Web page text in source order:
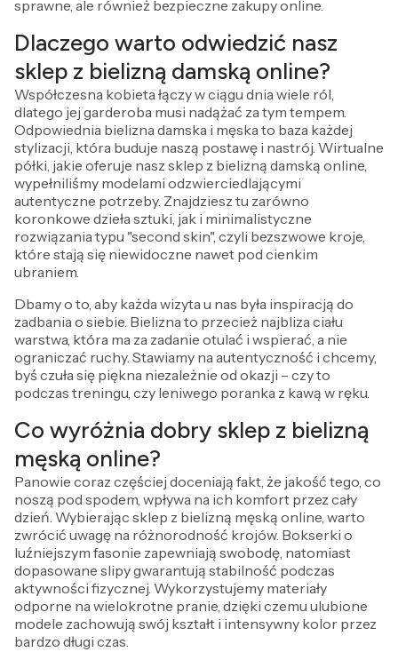
sprawne, ale również bezpieczne zakupy online.
Dlaczego warto odwiedzić nasz
sklep z bielizną damską online?
Współczesna kobieta łączy w ciągu dnia wiele ról,
dlatego jej garderoba musi nadążać za tym tempem.
Odpowiednia bielizna damska i męska to baza każdej
stylizacji, która buduje naszą postawę i nastrój. Wirtualne
półki, jakie oferuje nasz sklep z bielizną damską online,
wypełniliśmy modelami odzwierciedlającymi
autentyczne potrzeby. Znajdziesz tu zarówno
koronkowe dzieła sztuki, jak i minimalistyczne
rozwiązania typu "second skin", czyli bezszwowe kroje,
które stają się niewidoczne nawet pod cienkim
ubraniem.
Dbamy o to, aby każda wizyta u nas była inspiracją do
zadbania o siebie. Bielizna to przecież najbliza ciału
warstwa, która ma za zadanie otulać i wspierać, a nie
ograniczać ruchy. Stawiamy na autentyczność i chcemy,
byś czuła się piękna niezależnie od okazji – czy to
podczas treningu, czy leniwego poranka z kawą w ręku.
Co wyróżnia dobry sklep z bielizną
męską online?
Panowie coraz częściej doceniają fakt, że jakość tego, co
noszą pod spodem, wpływa na ich komfort przez cały
dzień. Wybierając sklep z bielizną męską online, warto
zwrócić uwagę na różnorodność krojów. Bokserki o
luźniejszym fasonie zapewniają swobodę, natomiast
dopasowane slipy gwarantują stabilność podczas
aktywności fizycznej. Wykorzystujemy materiały
odporne na wielokrotne pranie, dzięki czemu ulubione
modele zachowują swój kształt i intensywny kolor przez
bardzo długi czas.